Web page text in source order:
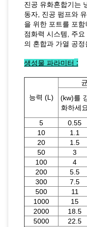
진공 유화혼합기는
동자, 진공 펌프와
을 위한 포트를 포
점화력 시스템, 주
의 혼합과 가열 공정
생성물 파라미터 :
능력 (L)
(kw)를
화하세요
5
0.55
10
1.1
20
1.5
50
3
100
4
200
5.5
300
7.5
500
11
1000
15
2000
18.5
5000
22.5